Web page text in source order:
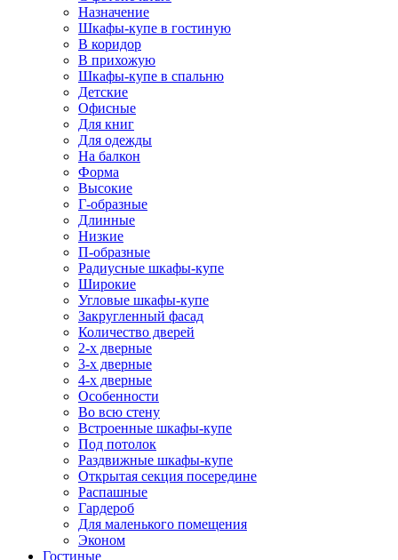
Назначение
Шкафы-купе в гостиную
В коридор
В прихожую
Шкафы-купе в спальню
Детские
Офисные
Для книг
Для одежды
На балкон
Форма
Высокие
Г-образные
Длинные
Низкие
П-образные
Радиусные шкафы-купе
Широкие
Угловые шкафы-купе
Закругленный фасад
Количество дверей
2-х дверные
3-х дверные
4-х дверные
Особенности
Во всю стену
Встроенные шкафы-купе
Под потолок
Раздвижные шкафы-купе
Открытая секция посередине
Распашные
Гардероб
Для маленького помещения
Эконом
Гостиные